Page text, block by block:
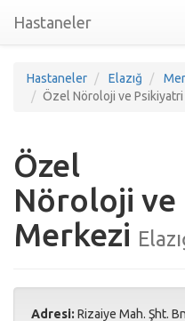
Hastaneler
Hastaneler Elazığ
Özel Nöroloji ve
Özel
Nöroloji ve
Merkezi
Adresi: Rizaiye Mah. Şht.